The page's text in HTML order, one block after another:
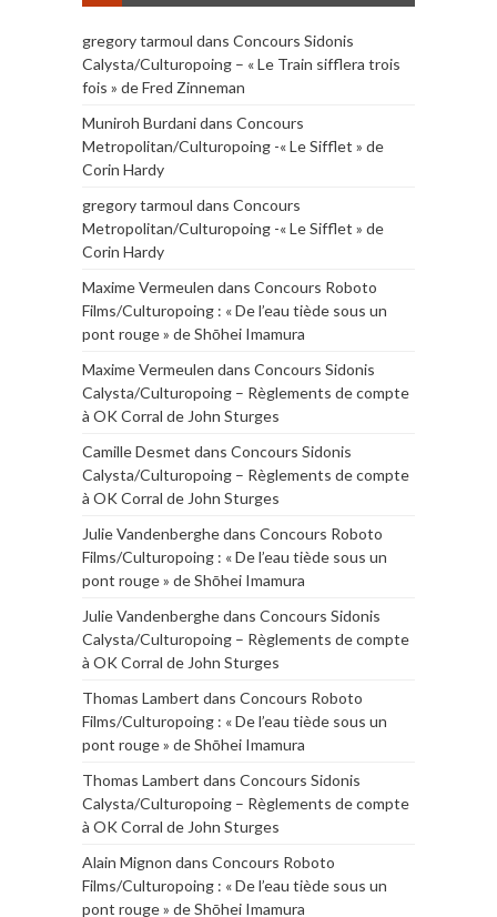
gregory tarmoul dans Concours Sidonis
Calysta/Culturopoing – « Le Train sifflera trois
fois » de Fred Zinneman
Muniroh Burdanidans Concours
Metropolitan/Culturopoing -« Le Sifflet » de
Corin Hardy
gregory tarmoul dans Concours
Metropolitan/Culturopoing -« Le Sifflet » de
Corin Hardy
Maxime Vermeulen dans Concours Roboto
Films/Culturopoing : « De l’eau tiède sous un
pont rouge » de Shōhei Imamura
Maxime Vermeulen dans Concours Sidonis
Calysta/Culturopoing – Règlements de compte
à OK Corral de John Sturges
Camille Desmet dans Concours Sidonis
Calysta/Culturopoing – Règlements de compte
à OK Corral de John Sturges
Julie Vandenberghedans Concours Roboto
Films/Culturopoing : « De l’eau tiède sous un
pont rouge » de Shōhei Imamura
Julie Vandenberghedans Concours Sidonis
Calysta/Culturopoing – Règlements de compte
à OK Corral de John Sturges
Thomas Lambert dans Concours Roboto
Films/Culturopoing : « De l’eau tiède sous un
pont rouge » de Shōhei Imamura
Thomas Lambert dans Concours Sidonis
Calysta/Culturopoing – Règlements de compte
à OK Corral de John Sturges
Alain Mignon dans Concours Roboto
Films/Culturopoing : « De l’eau tiède sous un
pont rouge » de Shōhei Imamura